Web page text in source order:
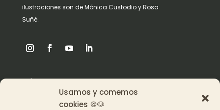
Usamos y comemos
cookies 🍪🐶
ilustraciones son de Mónica Custodio y Rosa
Suñè.
Origen
Pat en los medios